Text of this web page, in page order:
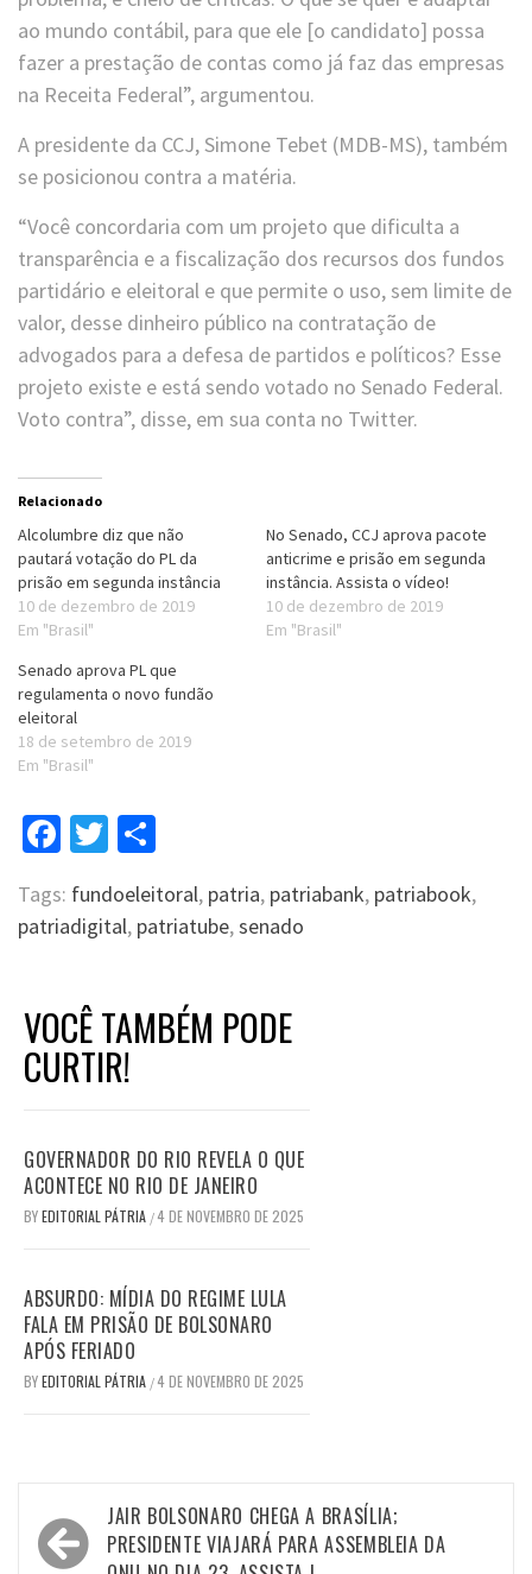
ao mundo contábil, para que ele [o candidato] possa
fazer a prestação de contas como já faz das empresas
na Receita Federal”, argumentou.
A presidente da CCJ, Simone Tebet (MDB-MS), também
se posicionou contra a matéria.
“Você concordaria com um projeto que dificulta a
transparência e a fiscalização dos recursos dos fundos
partidário e eleitoral e que permite o uso, sem limite de
valor, desse dinheiro público na contratação de
advogados para a defesa de partidos e políticos? Esse
projeto existe e está sendo votado no Senado Federal.
Voto contra”, disse, em sua conta no Twitter.
Relacionado
Alcolumbre diz que não
pautará votação do PL da
prisão em segunda instância
10 de dezembro de 2019
Em "Brasil"
No Senado, CCJ aprova pacote
anticrime e prisão em segunda
instância. Assista o vídeo!
10 de dezembro de 2019
Em "Brasil"
Senado aprova PL que
regulamenta o novo fundão
eleitoral
18 de setembro de 2019
Em "Brasil"
Facebook
Twitter
Tags: fundoeleitoral, patria, patriabank, patriabook,
patriadigital, patriatube,senado
VOCÊ TAMBÉM PODE
CURTIR!
GOVERNADOR DO RIO REVELA O QUE
ACONTECE NO RIO DE JANEIRO
BYEDITORIAL PÁTRIA /4 DE NOVEMBRO DE 2025
ABSURDO: MÍDIA DO REGIME LULA
FALA EM PRISÃO DE BOLSONARO
APÓS FERIADO
BYEDITORIAL PÁTRIA /4 DE NOVEMBRO DE 2025
Navegação
de
JAIR BOLSONARO CHEGA A BRASÍLIA;
PRESIDENTE VIAJARÁ PARA ASSEMBLEIA DA